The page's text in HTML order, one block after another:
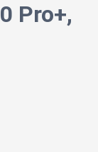
Pro+,